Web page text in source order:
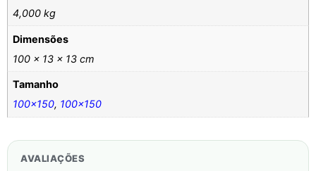
4,000 kg
Dimensões
100 × 13 × 13 cm
Tamanho
100×150, 100×150
AVALIAÇÕES